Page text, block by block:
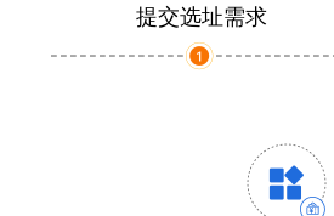
提交选址需求